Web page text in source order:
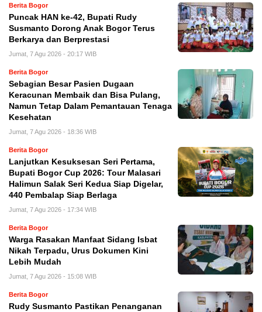
Berita Bogor
Puncak HAN ke-42, Bupati Rudy
Susmanto Dorong Anak Bogor Terus
Berkarya dan Berprestasi
Jumat, 7 Agu 2026 - 20:17 WIB
Berita Bogor
Sebagian Besar Pasien Dugaan
Keracunan Membaik dan Bisa Pulang,
Namun Tetap Dalam Pemantauan Tenaga
Kesehatan
Jumat, 7 Agu 2026 - 18:36 WIB
Berita Bogor
Lanjutkan Kesuksesan Seri Pertama,
Bupati Bogor Cup 2026: Tour Malasari
Halimun Salak Seri Kedua Siap Digelar,
440 Pembalap Siap Berlaga
Jumat, 7 Agu 2026 - 17:34 WIB
Berita Bogor
Warga Rasakan Manfaat Sidang Isbat
Nikah Terpadu, Urus Dokumen Kini
Lebih Mudah
Jumat, 7 Agu 2026 - 15:08 WIB
Berita Bogor
Rudy Susmanto Pastikan Penanganan